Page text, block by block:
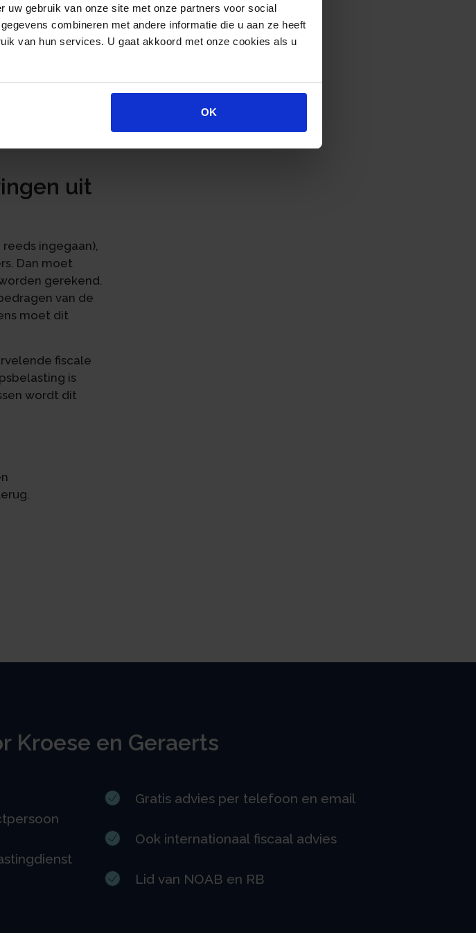
uw gebruik van onze site met onze partners voor social
combineren met andere informatie die u aan ze heeft
van hun services. U gaat akkoord met onze cookies als u
OK
daarom moet
dat
gebruiken
het u-
op de
uit
ingegaan),
Dan moet
gerekend.
van de
moet dit
fiscale
is
wordt dit
Kroese en Geraerts
Gratis advies per telefoon en email
Ook internationaal fiscaal advies
Lid van NOAB en RB